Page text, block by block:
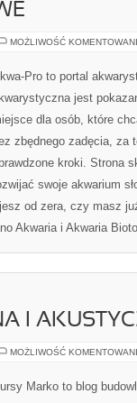
MOŻLIWOŚĆ
Pro to portal
jest
dla osób, które
zbędnego zadęcia, za
kroki. Strona
swoje akwarium
od zera, czy masz
Akwaria i Akwaria
I
MOŻLIWOŚĆ
Marko to blog